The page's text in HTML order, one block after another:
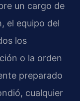
un cargo de
el equipo del
los
o la orden
preparado
cualquier